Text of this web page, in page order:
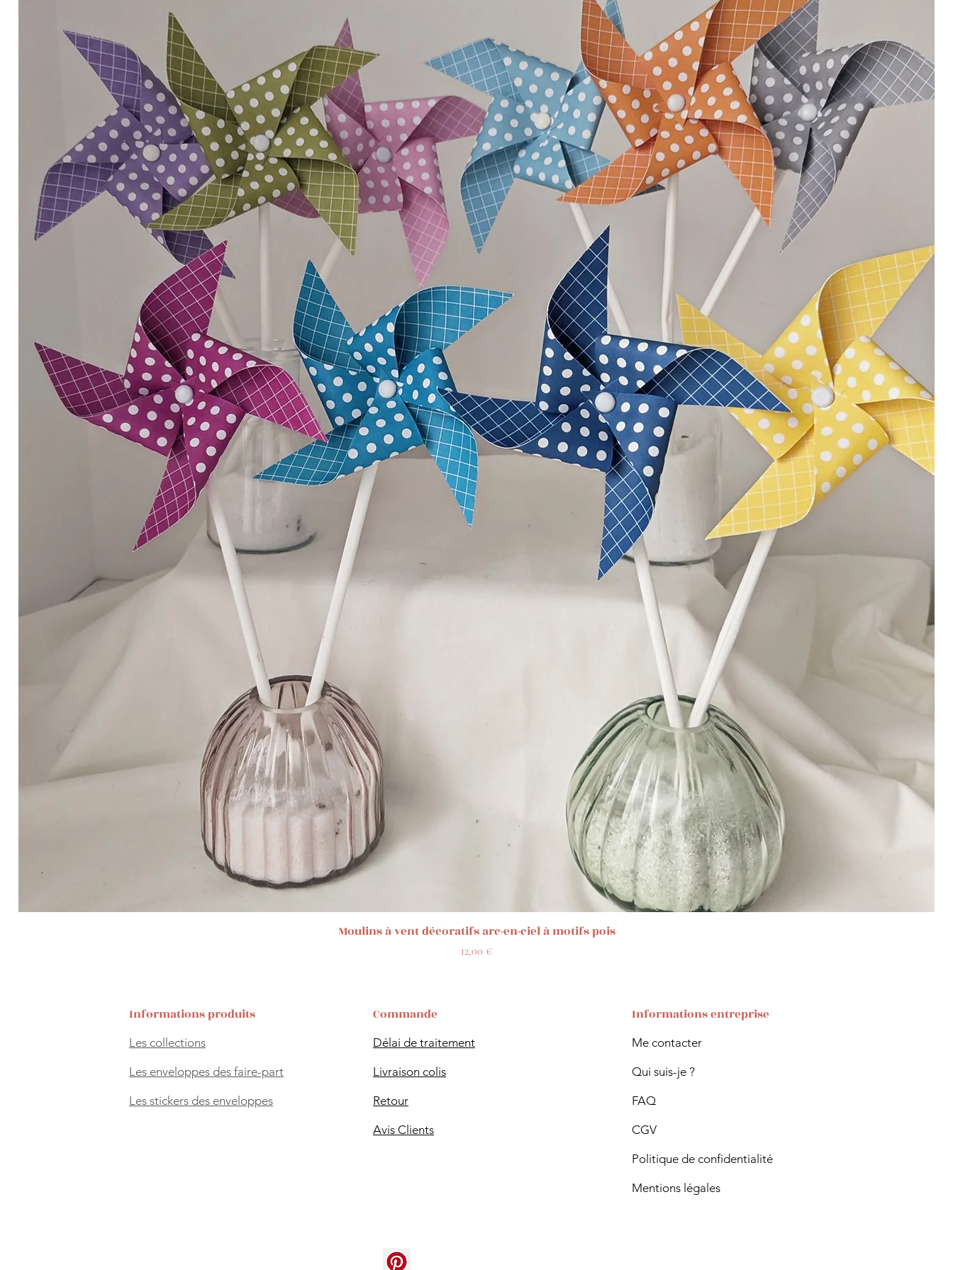
Aperçu rapide
Moulins à vent décoratifs arc-en-ciel à motifs pois
Prix
12,00 €
Commande
Délai de traitement
Livraison colis
Retour
Avis Clients
Informations produits
Les collections
Les enveloppes des faire-part
Les stickers des enveloppes
Informations entreprise
Me contacter
Qui suis-je ?
FAQ
CGV
Politique de confidentialité
Mentions légales